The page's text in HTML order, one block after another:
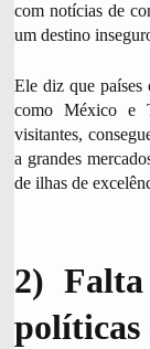
com notícias de
um destino
Ele diz que países
como México e
visitantes,
a grandes
de ilhas de
2)
políticas